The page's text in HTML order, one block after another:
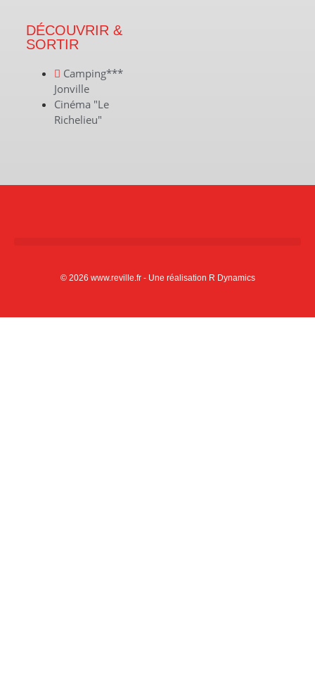
DÉCOUVRIR &
SORTIR
Camping***
Jonville
Cinéma "Le
Richelieu"
© 2026 www.reville.fr - Une réalisation R Dynamics